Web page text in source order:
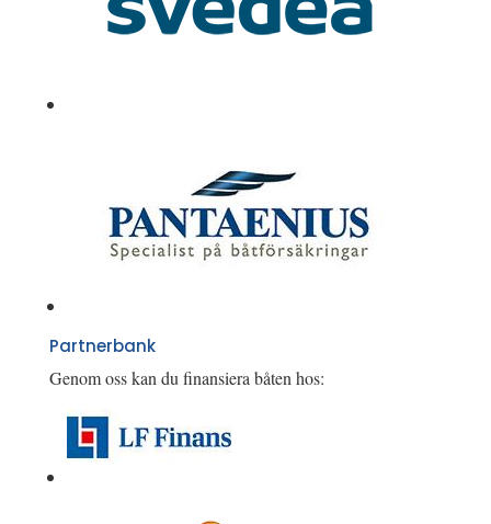
Partnerbank
Genom oss kan du finansiera båten hos: